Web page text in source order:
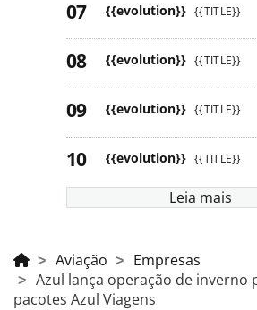
{{evolution}} {{TITLE}}
{{evolution}} {{TITLE}}
{{evolution}} {{TITLE}}
{{evolution}} {{TITLE}}
Leia mais
Aviação
Empresas
Azul lança operação de inverno
pacotes Azul Viagens